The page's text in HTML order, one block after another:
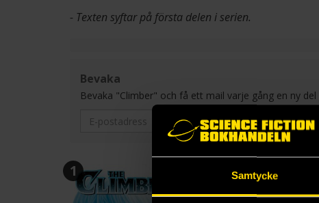
Samtycke
- Texten syftar på första delen i serien.
Bevaka
Bevaka "Climber" och få ett mail varje gång en ny
1